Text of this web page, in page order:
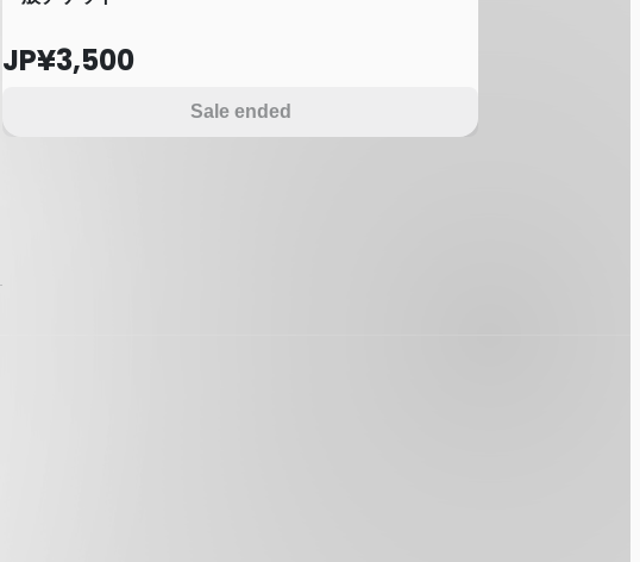
JP¥3,500
Sale ended